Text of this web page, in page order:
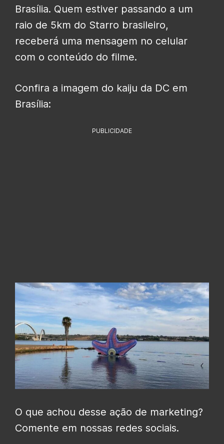
Brasília. Quem estiver passando a um
raio de 5km do Starro brasileiro,
receberá uma mensagem no celular
com o conteúdo do filme.
Confira a imagem do kaiju da DC em
Brasília:
PUBLICIDADE
O que achou desse ação de marketing?
Comente em nossas redes sociais.